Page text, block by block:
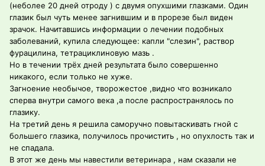
(неболее 20 дней отроду ) с двумя опухшими глазками. Один
глазик был чуть менее загнившим и в прорезе был виден
зрачок. Начитавшись информации о лечении подобных
заболеваний, купила следующее: капли "слезин", раствор
фурацилина, тетрациклиновую мазь .
Но в течении трёх дней результата было совершенно
никакого, если только не хуже.
Загноение необычое, творожестое ,видно что возникало
сперва внутри самого века ,а после распространялось по
глазику.
На третий день я решила саморучно повытаскивать гной с
большего глазика, получилось прочистить , но опухлость так и
не спадала.
В этот же день мы навестили ветеринара , нам сказали не